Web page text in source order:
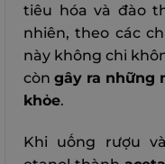
tiêu hóa và đào
nhiên, theo các
này không chỉ
còn gây ra những
khỏe.
Khi uống rượu